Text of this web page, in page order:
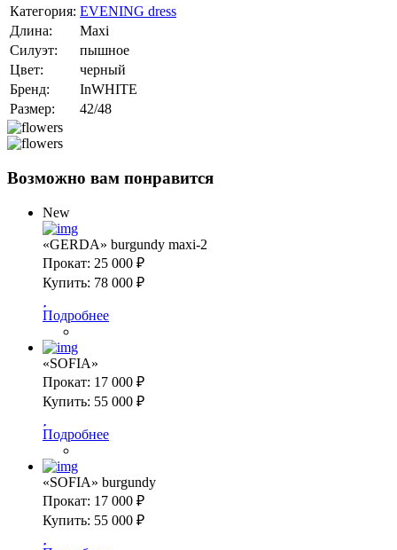
Категория: EVENING dress
Длина:
Maxi
Силуэт:
пышное
Цвет:
черный
Бренд:
InWHITE
Размер:
42/48
Возможно вам понравится
New
«GERDA» burgundy maxi-2
Прокат: 25 000 ₽
Купить: 78 000 ₽
Подробнее
«SOFIA»
Прокат: 17 000 ₽
Купить: 55 000 ₽
Подробнее
«SOFIA» burgundy
Прокат: 17 000 ₽
Купить: 55 000 ₽